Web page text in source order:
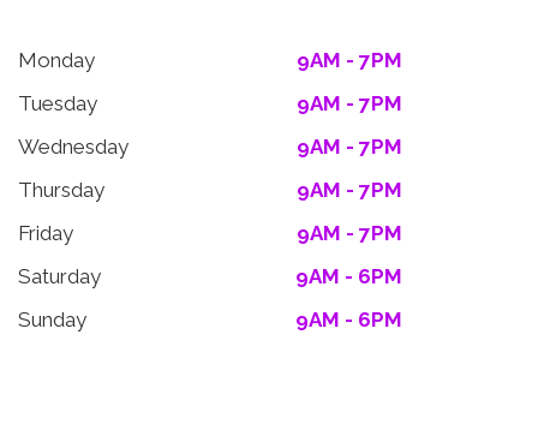
Monday
9AM - 7PM
Tuesday
9AM - 7PM
Wednesday
9AM - 7PM
Thursday
9AM - 7PM
Friday
9AM - 7PM
Saturday
9AM - 6PM
Sunday
9AM - 6PM